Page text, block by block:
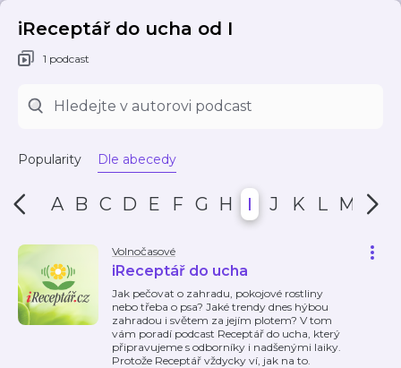
iReceptář do ucha od I
1 podcast
Popularity Dle abecedy
A B C D E F G H I J K L M N
Volnočasové
iReceptář do ucha
Jak pečovat o zahradu, pokojové rostliny
nebo třeba o psa? Jaké trendy dnes hýbou
zahradou i světem za jejím plotem? V tom
vám poradí podcast Receptář do ucha, který
připravujeme s odborníky i nadšenými laiky.
Protože Receptář vždycky ví, jak na to.